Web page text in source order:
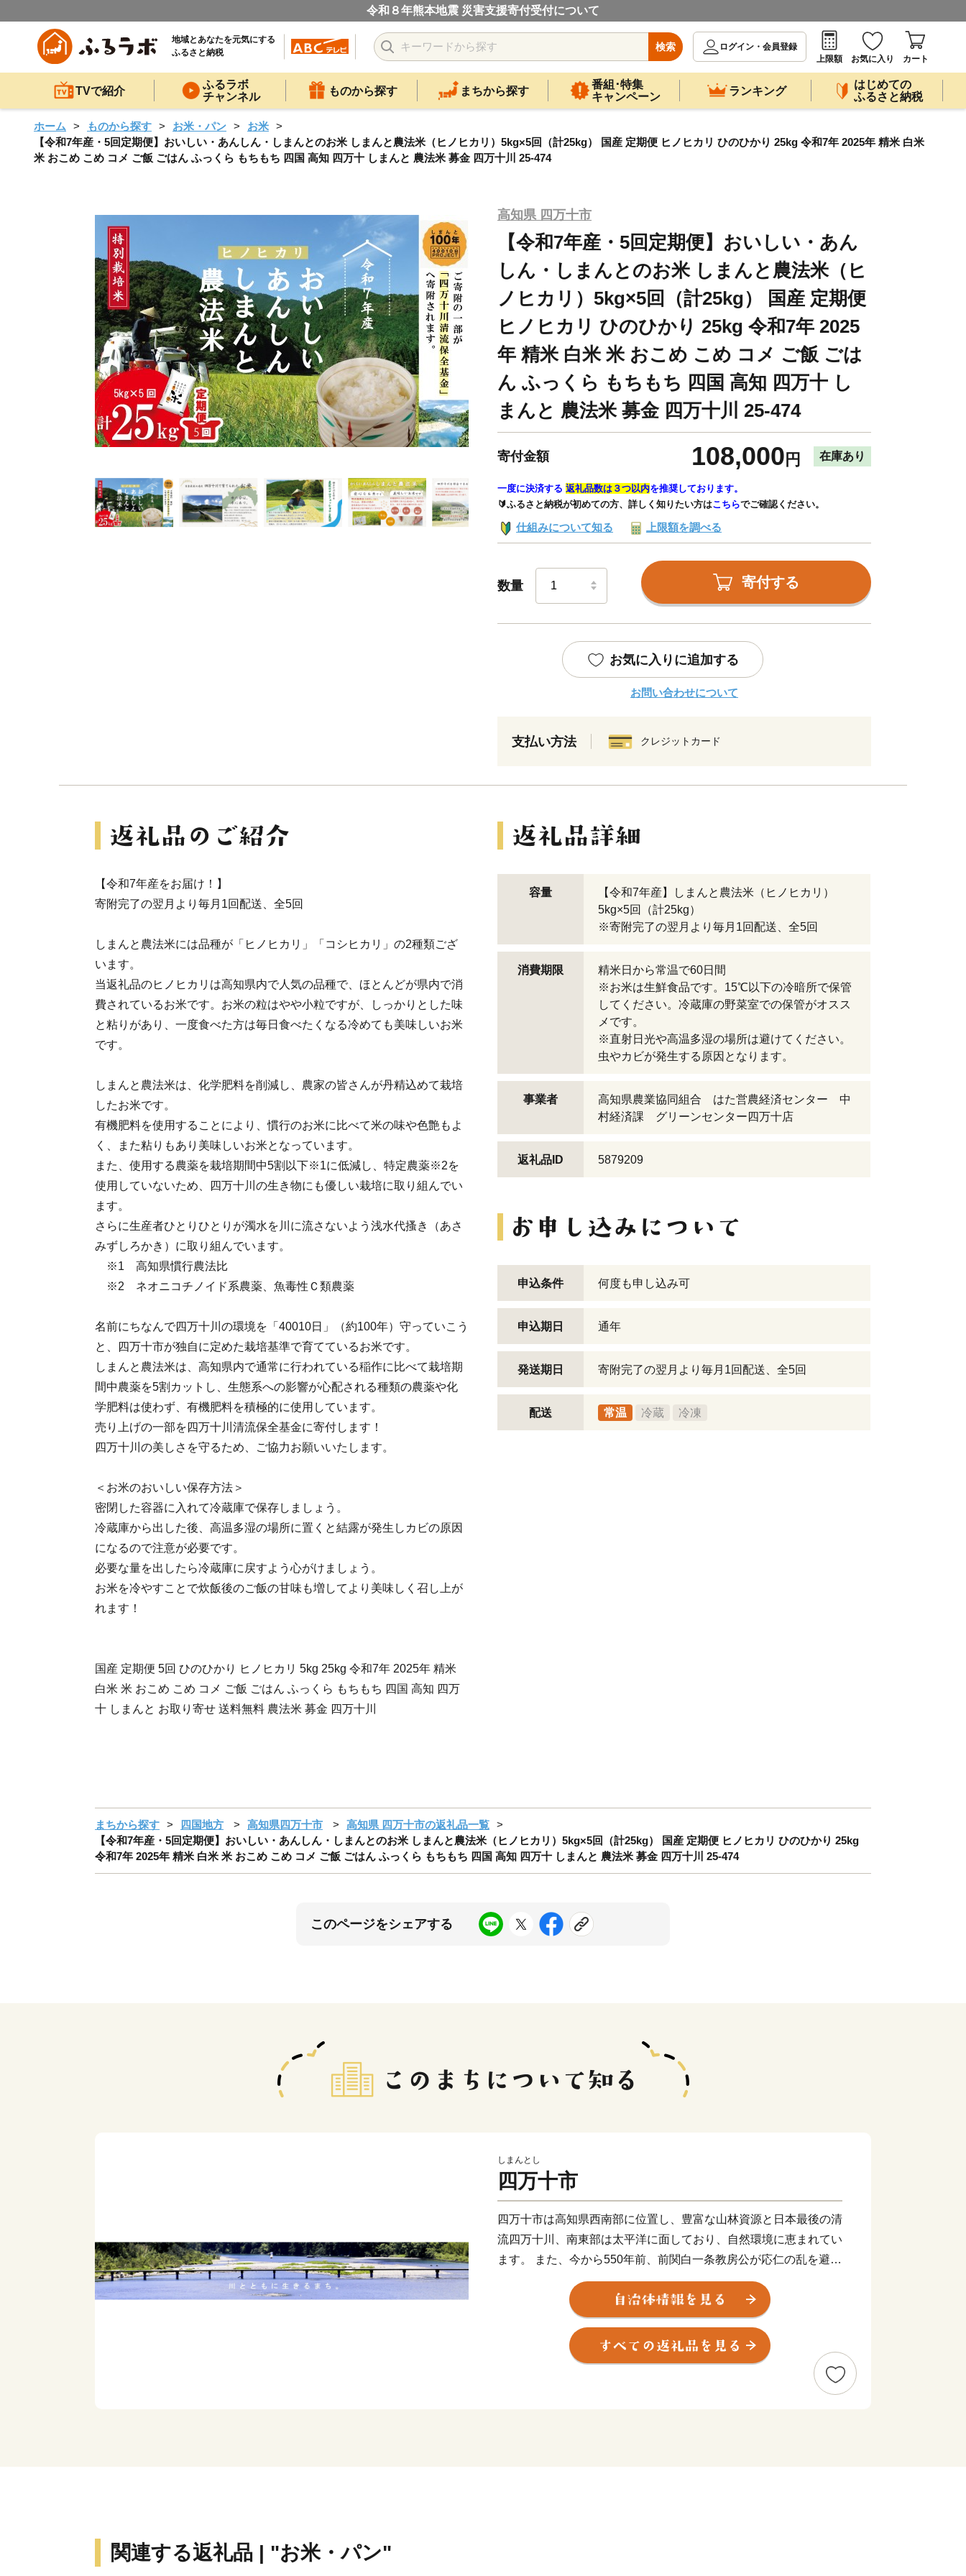
令和８年熊本地震 災害支援寄付受付について
地域とあなたを元気にする
ふるさと納税
検索
ログイン・会員登録
上限額
お気に入り カート
TVで紹介
ふるラボ
チャンネル
ものから探す まちから探す
番組･特集
キャンペーン
ランキング
はじめての
ふるさと納税
ホーム ものから探す お米・パン
お米
【令和7年産・5回定期便】おいしい・あんしん・しまんとのお米 しまんと農法米（ヒノヒカリ）5kg×5回（計25kg） 国産 定期便 ヒノヒカリ ひのひかり 25kg 令和7年 2025年 精米 白米
米 おこめ こめ コメ ご飯 ごはん ふっくら もちもち 四国 高知 四万十 しまんと 農法米 募金 四万十川 25-474
高知県 四万十市
【令和7年産・5回定期便】おいしい・あん
しん・しまんとのお米 しまんと農法米（ヒ
ノヒカリ）5kg×5回（計25kg） 国産 定期便
ヒノヒカリ ひのひかり 25kg 令和7年 2025
年 精米 白米 米 おこめ こめ コメ ご飯 ごは
ん ふっくら もちもち 四国 高知 四万十 し
まんと 農法米 募金 四万十川 25-474
寄付金額 108,000 円 在庫あり
一度に決済する 返礼品数は３つ以内を推奨しております。
🔰ふるさと納税が初めての方、詳しく知りたい方はこちらでご確認ください。
仕組みについて知る 上限額を調べる
数量 寄付する
お気に入りに追加する
お問い合わせについて
支払い方法 クレジットカード
【令和7年産をお届け！】
寄附完了の翌月より毎月1回配送、全5回
しまんと農法米には品種が「ヒノヒカリ」「コシヒカリ」の2種類ござ
います。
当返礼品のヒノヒカリは高知県内で人気の品種で、ほとんどが県内で消
費されているお米です。お米の粒はやや小粒ですが、しっかりとした味
と粘りがあり、一度食べた方は毎日食べたくなる冷めても美味しいお米
です。
しまんと農法米は、化学肥料を削減し、農家の皆さんが丹精込めて栽培
したお米です。
有機肥料を使用することにより、慣行のお米に比べて米の味や色艶もよ
く、また粘りもあり美味しいお米となっています。
また、使用する農薬を栽培期間中5割以下※1に低減し、特定農薬※2を
使用していないため、四万十川の生き物にも優しい栽培に取り組んでい
ます。
さらに生産者ひとりひとりが濁水を川に流さないよう浅水代搔き（あさ
みずしろかき）に取り組んでいます。
※1 高知県慣行農法比
※2 ネオニコチノイド系農薬、魚毒性Ｃ類農薬
名前にちなんで四万十川の環境を「40010日」（約100年）守っていこう
と、四万十市が独自に定めた栽培基準で育てているお米です。
しまんと農法米は、高知県内で通常に行われている稲作に比べて栽培期
間中農薬を5割カットし、生態系への影響が心配される種類の農薬や化
学肥料は使わず、有機肥料を積極的に使用しています。
売り上げの一部を四万十川清流保全基金に寄付します！
四万十川の美しさを守るため、ご協力お願いいたします。
＜お米のおいしい保存方法＞
密閉した容器に入れて冷蔵庫で保存しましょう。
冷蔵庫から出した後、高温多湿の場所に置くと結露が発生しカビの原因
になるので注意が必要です。
必要な量を出したら冷蔵庫に戻すよう心がけましょう。
お米を冷やすことで炊飯後のご飯の甘味も増してより美味しく召し上が
れます！
国産 定期便 5回 ひのひかり ヒノヒカリ 5kg 25kg 令和7年 2025年 精米
白米 米 おこめ こめ コメ ご飯 ごはん ふっくら もちもち 四国 高知 四万
十 しまんと お取り寄せ 送料無料 農法米 募金 四万十川
容量
【令和7年産】しまんと農法米（ヒノヒカリ）
5kg×5回（計25kg）
※寄附完了の翌月より毎月1回配送、全5回
消費期限
精米日から常温で60日間
※お米は生鮮食品です。15℃以下の冷暗所で保管
してください。冷蔵庫の野菜室での保管がオスス
メです。
※直射日光や高温多湿の場所は避けてください。
虫やカビが発生する原因となります。
事業者
高知県農業協同組合 はた営農経済センター 中
村経済課 グリーンセンター四万十店
返礼品ID 5879209
申込条件 何度も申し込み可
申込期日 通年
発送期日 寄附完了の翌月より毎月1回配送、全5回
配送 常温 冷蔵 冷凍
まちから探す 四国地方 高知県四万十市
高知県 四万十市の返礼品一覧
【令和7年産・5回定期便】おいしい・あんしん・しまんとのお米 しまんと農法米（ヒノヒカリ）5kg×5回（計25kg） 国産 定期便 ヒノヒカリ ひのひかり 25kg
令和7年 2025年 精米 白米 米 おこめ こめ コメ ご飯 ごはん ふっくら もちもち 四国 高知 四万十 しまんと 農法米 募金 四万十川 25-474
このページをシェアする
しまんとし
四万十市
四万十市は高知県西南部に位置し、豊富な山林資源と日本最後の清
流四万十川、南東部は太平洋に面しており、自然環境に恵まれてい
ます。 また、今から550年前、前関白一条教房公が応仁の乱を避け
てこの地に下向し、京都を模したまちづくりを始めたことから、
「土佐の小京都」と呼ばれています。
【お問い合わせはこちら】
関連する返礼品 | "お米・パン"